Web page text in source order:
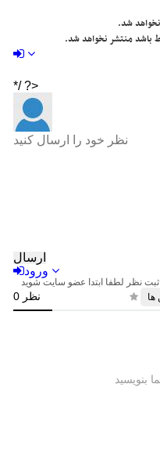
شد.
باشد منتشر نخواهد شد.